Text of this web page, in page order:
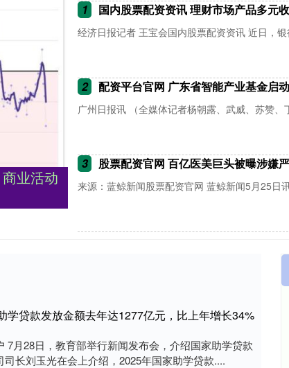
业活动
1 国内股票配资资讯 理财市场产品多元
经济日报记者 王宝会国内股票配资资讯 近日，
2 配资平台官网 广东省智能产业基金启动
广州日报讯 （全媒体记者杨朝露、武威、苏赞
3 股票配资官网 百亿医美巨头被曝涉嫌严
来源：蓝鲸新闻股票配资官网 蓝鲸新闻5月25日
学贷款发放金额去年达1277亿元，比上年增长34%
7月28日，教育部举行新闻发布会，介绍国家助学贷款
长刘玉光在会上介绍，2025年国家助学贷款....